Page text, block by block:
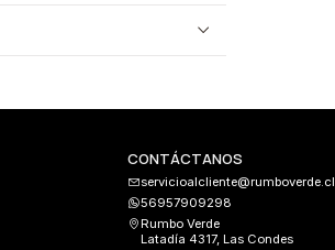
CONTÁCTANOS
servicioalcliente@rumboverde.cl
56957909298
Rumbo Verde
Latadía 4317, Las Condes